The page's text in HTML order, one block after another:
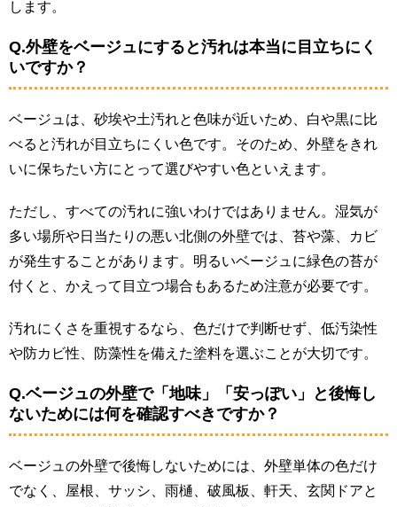
します。
Q.外壁をベージュにすると汚れは本当に目立ちにく
いですか？
ベージュは、砂埃や土汚れと色味が近いため、白や黒に比
べると汚れが目立ちにくい色です。そのため、外壁をきれ
いに保ちたい方にとって選びやすい色といえます。
ただし、すべての汚れに強いわけではありません。湿気が
多い場所や日当たりの悪い北側の外壁では、苔や藻、カビ
が発生することがあります。明るいベージュに緑色の苔が
付くと、かえって目立つ場合もあるため注意が必要です。
汚れにくさを重視するなら、色だけで判断せず、低汚染性
や防カビ性、防藻性を備えた塗料を選ぶことが大切です。
Q.ベージュの外壁で「地味」「安っぽい」と後悔し
ないためには何を確認すべきですか？
ベージュの外壁で後悔しないためには、外壁単体の色だけ
でなく、屋根、サッシ、雨樋、破風板、軒天、玄関ドアと